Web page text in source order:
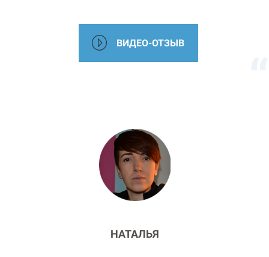
ВИДЕО-ОТЗЫВ
НАТАЛЬЯ